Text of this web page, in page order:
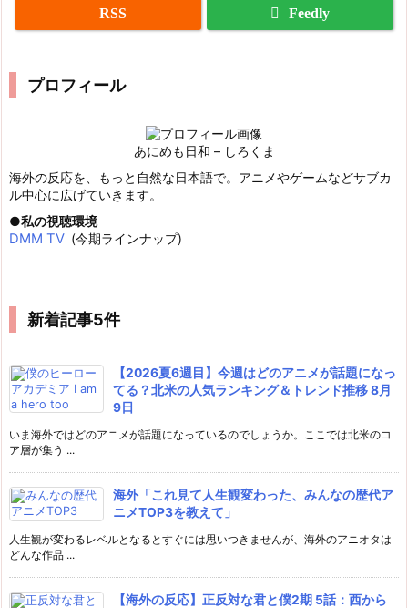
RSS Feedly
プロフィール
あにめも日和 – しろくま
海外の反応を、もっと自然な日本語で。アニメやゲームなどサブカ
ル中心に広げていきます。
私の視聴環境
DMM TV (今期ラインナップ)
新着記事5件
【2026夏6週目】今週はどのアニメが話題になっ
てる？北米の人気ランキング＆トレンド推移 8月
9日
いま海外ではどのアニメが話題になっているのでしょうか。ここでは北米のコ
ア層が集う ...
海外「これ見て人生観変わった、みんなの歴代ア
ニメTOP3を教えて」
人生観が変わるレベルとなるとすぐには思いつきませんが、海外のアニオタは
どんな作品 ...
【海外の反応】正反対な君と僕2期 5話：西から